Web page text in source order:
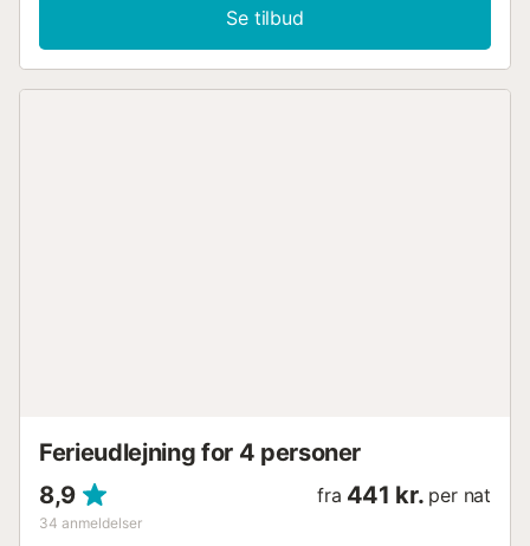
Se tilbud
Ferieudlejning for 4 personer
8,9
34 anmeldelser
fra 441 kr. per nat